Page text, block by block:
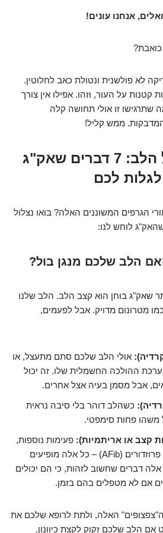
אנחנו עונים!
לא פולשנית ונטולת כאב לחלוטין.
על העור, וזהו. אפילו אין צורך
שתרגישו זו אולי תחושה קלה
ממש קליל!
הקוד הסודי של הלב: 7 דברים שאק"ג
לכם
הגרפים המשוננים האלה? בואו נצלול
לוחש לנו:
שאק"ג בוחן הוא קצב הלב. הלב שלנו
מטרונום מדויק. אבל לפעמים,
אולי הלב שלכם סתם מתעצל, או
ההולכה החשמלית שלו. זה יכול
אבל מסמן בעיה אצל אחרים.
כשהלב דוהר בלי סיבה נראית
משהו פחות סימפטי.
קצב או אריתמיות): פעימות נוספות,
פעימות חסרות, פרפור פרוזדורים (AFib) – כל אלה מופיעים
דברים שחשוב לזהות, כי הם יכולים
אם לא מטפלים בהם בזמן.
האלה, ולתת לרופא שלכם את
הלב שלכם זקוק לקצת כיוונון.